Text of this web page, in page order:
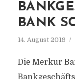
BANK
14. August 2019
Die Merkur